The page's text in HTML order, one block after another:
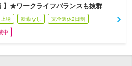
】★ワークライフバランスも抜群
上場 転勤なし 完全週休2日制
中